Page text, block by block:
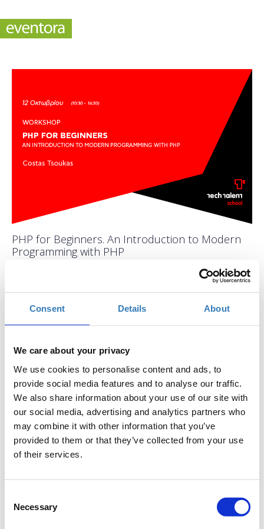
Consent Details About
We care about your privacy
We use cookies to personalise content and ads, to
provide social media features and to analyse our traffic.
We also share information about your use of our site with
our social media, advertising and analytics partners who
may combine it with other information that you’ve
provided to them or that they’ve collected from your use
of their services.
Selection
Necessary
PHP for Beginners. An Introduction to Modern
Programming with PHP
Πέμπτη, 12 Οκτωβρίου 2017 10:30 πμ
Found.ation, Αθήνα
Συμμετοχή Η περίοδος εγγραφών έχει λήξει.
σχεδιασμένη για web development. Κατά τη διάρκεια
αυτού του εισαγωγικού μαθήματος της PHP, οι